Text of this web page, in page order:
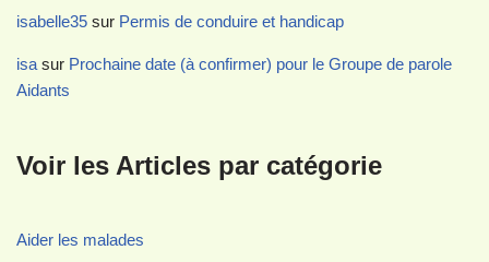
isabelle35 sur Permis de conduire et handicap
isa sur Prochaine date (à confirmer) pour le Groupe de parole
Aidants
Voir les Articles par catégorie
Aider les malades